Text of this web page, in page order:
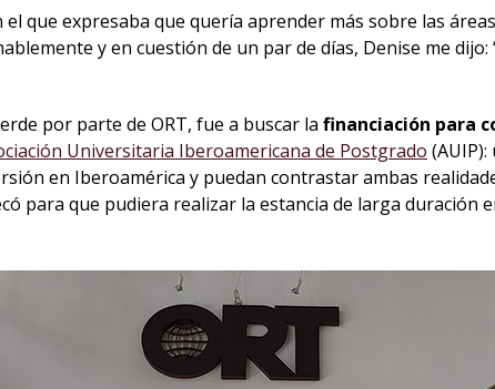
que expresaba que quería aprender más sobre las
y en cuestión de un par de días, Denise me
por parte de ORT, fue a buscar la financiación para
Universitaria Iberoamericana de Postgrado
en Iberoamérica y puedan contrastar ambas
para que pudiera realizar la estancia de larga duración